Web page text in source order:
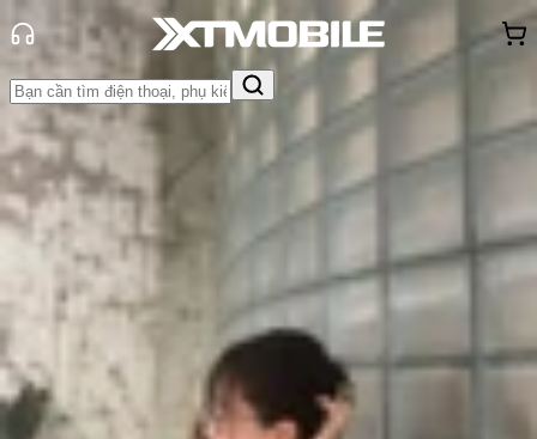
Trang chủ
Tin tức
Tư vấn
Tin Mới
Đánh Giá - Trên Tay
Khuyến
Thủ thuật Thông báoKhách
hàng - Sự kiện
Top iPad vẽ tốt nhất dành cho dân
thiết kế năm 2025